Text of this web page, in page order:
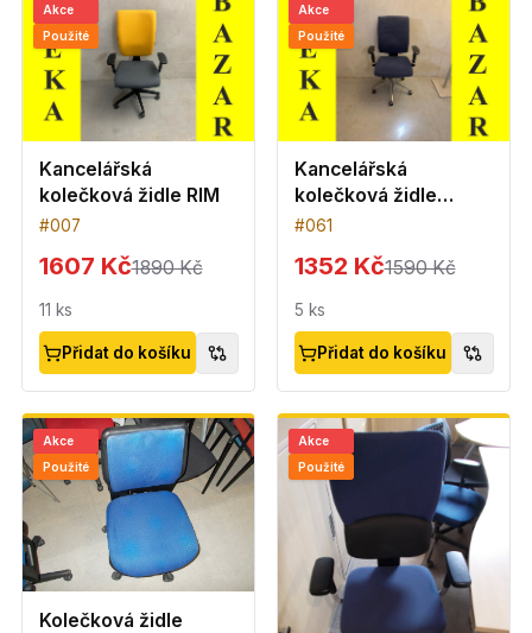
Akce
Použité
Kancelářská
kolečková židle RIM
#007
1607 Kč1890 Kč
11 ks
Přidat do košíku
Akce
Použité
Kancelářská
kolečková židle
semišová - modrá
#061
1352 Kč1590 Kč
5 ks
Přidat do košíku
Akce
Použité
Kolečková židle
Akce
Použité